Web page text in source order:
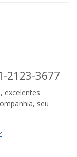
2123-3677
excelentes
seu